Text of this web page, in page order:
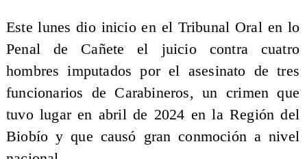
Este lunes dio inicio en el Tribunal Oral en lo
Penal de Cañete el juicio contra cuatro
hombres imputados por el asesinato de tres
funcionarios de Carabineros, un crimen que
tuvo lugar en abril de 2024 en la Región del
Biobío y que causó gran conmoción a nivel